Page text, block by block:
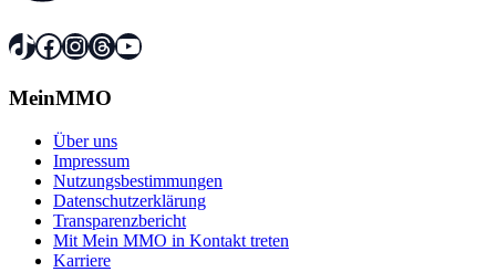
TikTok
Facebook
Instagram
Threads
YouTube
MeinMMO
Über uns
Impressum
Nutzungsbestimmungen
Datenschutzerklärung
Transparenzbericht
Mit Mein MMO in Kontakt treten
Karriere